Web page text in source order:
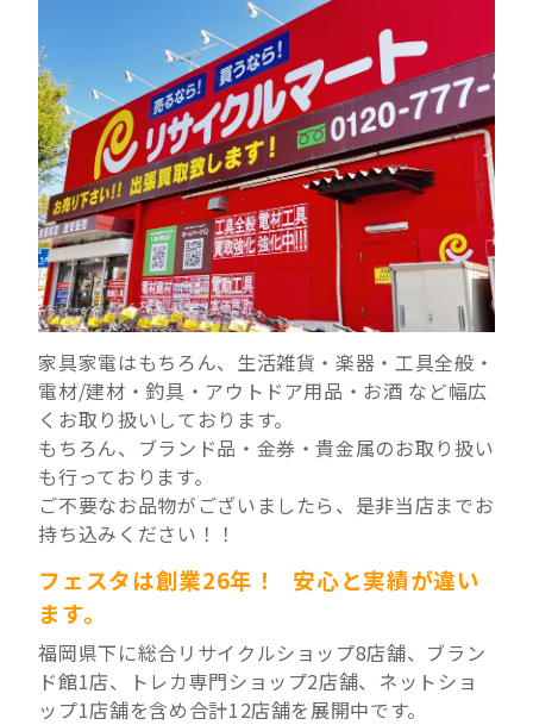
家具家電はもちろん、生活雑貨・楽器・工具全般・
電材/建材・釣具・アウトドア用品・お酒 など幅広
くお取り扱いしております。
もちろん、ブランド品・金券・貴金属のお取り扱い
も行っております。
ご不要なお品物がございましたら、是非当店までお
持ち込みください！！
フェスタは創業26年！ 安心と実績が違い
ます。
福岡県下に総合リサイクルショップ8店舗、ブラン
ド館1店、トレカ専門ショップ2店舗、ネットショ
ップ1店舗を含め合計12店舗を展開中です。